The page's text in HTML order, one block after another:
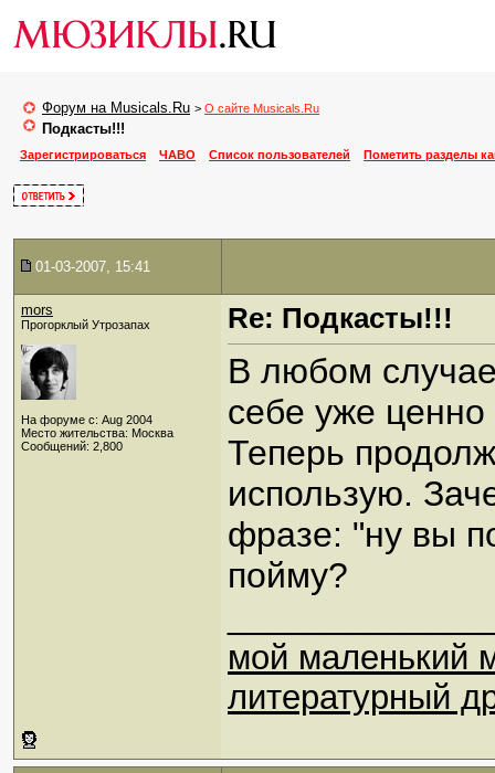
Форум на Musicals.Ru > О сайте Musicals.Ru
Подкасты!!!
Зарегистрироваться ЧАВО Список пользователей Пометить разделы
01-03-2007, 15:41
mors
Прогорклый Утрозапах
На форуме с: Aug 2004
Место жительства: Москва
Сообщений: 2,800
Re: Подкасты!!!
В любом
себе уже ценно
Теперь
использую.
фразе: "ну вы
пойму?
мой маленький
литературный